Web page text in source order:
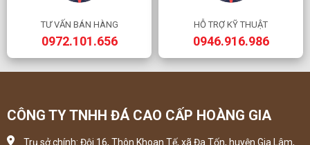
TƯ VẤN BÁN HÀNG
0972.101.656
HỖ TRỢ KỸ THUẬT
0946.916.986
CÔNG TY TNHH ĐÁ CAO CẤP HOÀNG GIA
Trụ sở chính: Đội 16, Thôn Khoan Tế, xã Đa Tốn, huyện Gia Lâm,